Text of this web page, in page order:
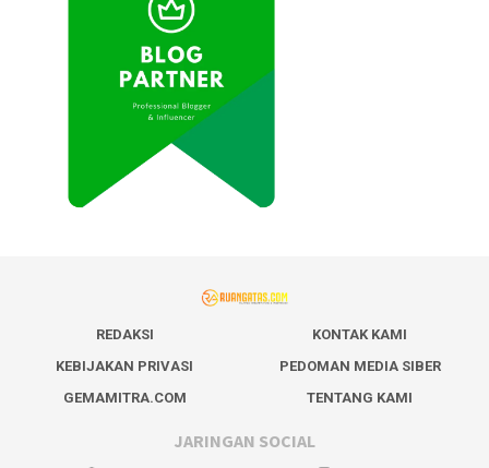
REDAKSI
KONTAK KAMI
KEBIJAKAN PRIVASI
PEDOMAN MEDIA SIBER
GEMAMITRA.COM
TENTANG KAMI
JARINGAN SOCIAL